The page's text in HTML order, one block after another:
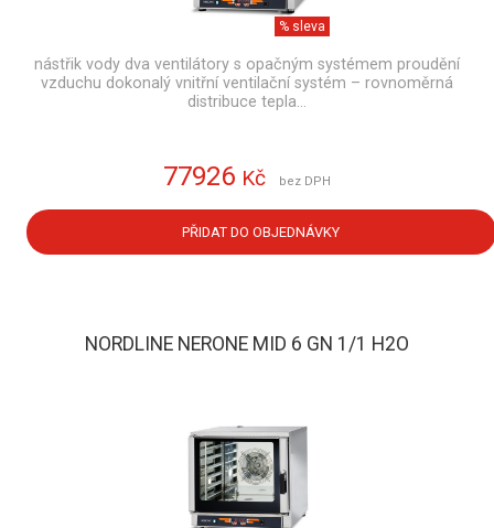
% sleva
nástřik vody dva ventilátory s opačným systémem proudění
vzduchu dokonalý vnitřní ventilační systém – rovnoměrná
distribuce tepla…
77926 Kč bez DPH
PŘIDAT DO OBJEDNÁVKY
NORDLINE NERONE MID 6 GN 1/1 H2O